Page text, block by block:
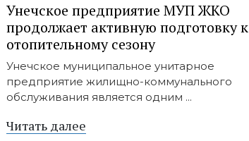
Унечское предприятие МУП ЖКО
продолжает активную подготовку к
отопительному сезону
Унечское муниципальное унитарное
предприятие жилищно-коммунального
обслуживания является одним ...
Читать далее